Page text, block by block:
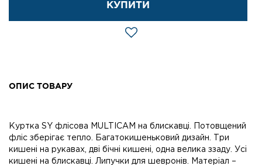
КУПИТИ
ОПИС ТОВАРУ
Куртка SY флісова MULTICAM на блискавці. Потовщений
фліс зберігає тепло. Багатокишеньковий дизайн. Три
кишені на рукавах, дві бічні кишені, одна велика ззаду. Усі
кишені на блискавці. Липучки для шевронів. Матеріал –